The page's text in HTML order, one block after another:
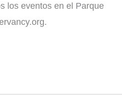
los eventos en el Parque